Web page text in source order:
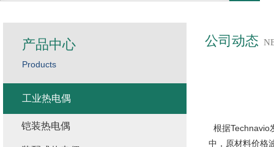
公司动态
根据Technavio
中，原材料价格
产品中心
Products
工业热电偶
铠装热电偶